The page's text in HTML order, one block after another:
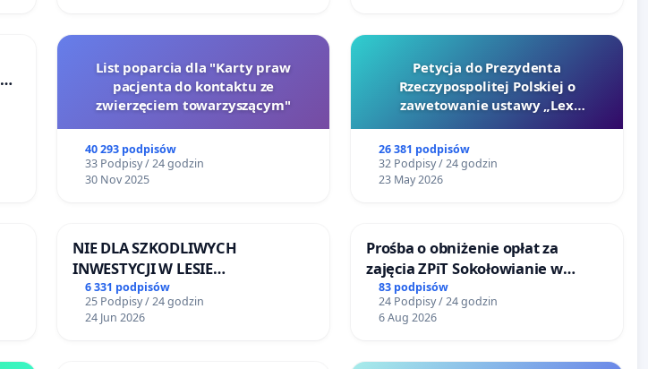
List poparcia dla "Karty praw
pacjenta do kontaktu ze
zwierzęciem towarzyszącym"
40 293 podpisów
33 Podpisy / 24 godzin
30 Nov 2025
Petycja do Prezydenta
Rzeczypospolitej Polskiej o
zawetowanie ustawy „Lex
26 381 podpisów
32 Podpisy / 24 godzin
23 May 2026
NIE DLA SZKODLIWYCH
INWESTYCJI W LESIE
ŁAGIEWNICKIM I ARTURÓWKU
6 331 podpisów
25 Podpisy / 24 godzin
24 Jun 2026
Prośba o obniżenie opłat za
zajęcia ZPiT Sokołowianie w
Sokołowskim Ośrodku Kultury
83 podpisów
24 Podpisy / 24 godzin
6 Aug 2026